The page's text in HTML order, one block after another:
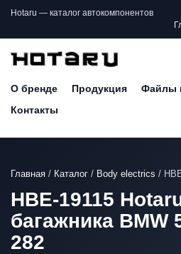
Hotaru — каталог автокомпонентов
О бренде Продукция Файлы
Контакты
Главная / Каталог / Body electrics /
HBE-19115
багажника BMW
282